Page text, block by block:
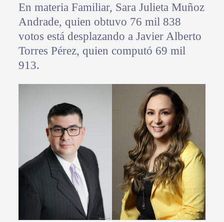
En materia Familiar, Sara Julieta Muñoz
Andrade, quien obtuvo 76 mil 838
votos está desplazando a Javier Alberto
Torres Pérez, quien computó 69 mil
913.